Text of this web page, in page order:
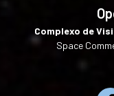
Complexo de
Space